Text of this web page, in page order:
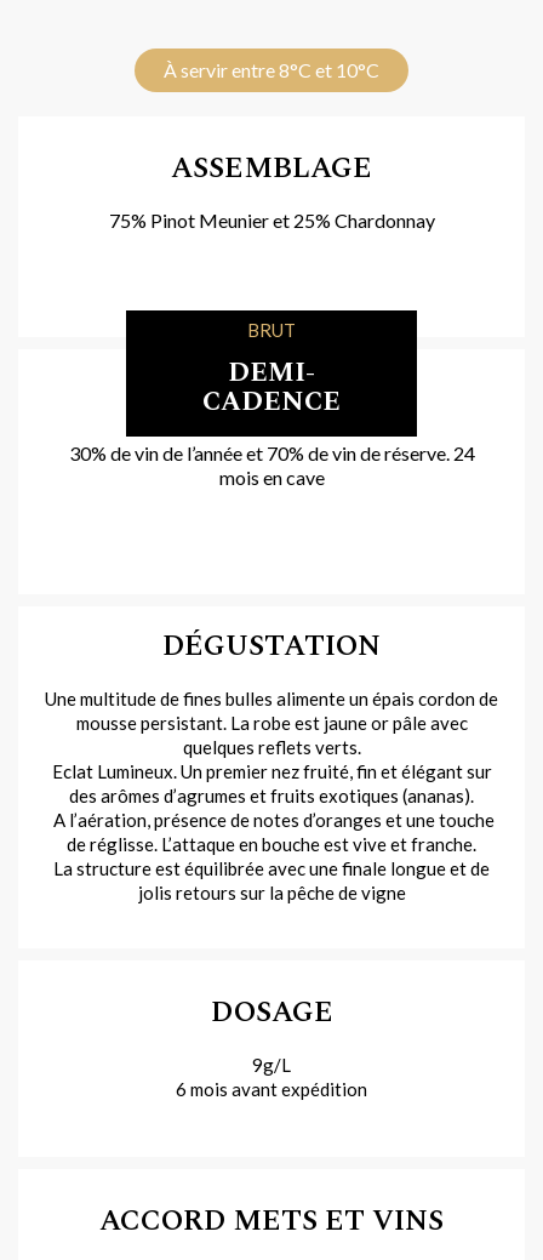
BRUT
DEMI-
CADENCE
À servir entre 8°C et 10°C
ASSEMBLAGE
75% Pinot Meunier et 25% Chardonnay
VIEILLISSEMENT
30% de vin de l’année et 70% de vin de réserve. 24
mois en cave
DÉGUSTATION
Une multitude de fines bulles alimente un épais cordon de
mousse persistant. La robe est jaune or pâle avec
quelques reflets verts.
Eclat Lumineux. Un premier nez fruité, fin et élégant sur
des arômes d’agrumes et fruits exotiques (ananas).
A l’aération, présence de notes d’oranges et une touche
de réglisse. L’attaque en bouche est vive et franche.
La structure est équilibrée avec une finale longue et de
jolis retours sur la pêche de vigne
DOSAGE
9g/L
6 mois avant expédition
ACCORD METS ET VINS